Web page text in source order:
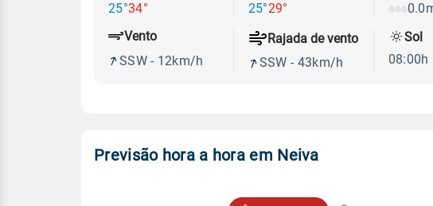
25°34°
25°29°
Vento
SSW - 12km/h
Rajada de vento
SSW - 43km/h
Sol
08:00h
Previsão hora a hora em Neiva